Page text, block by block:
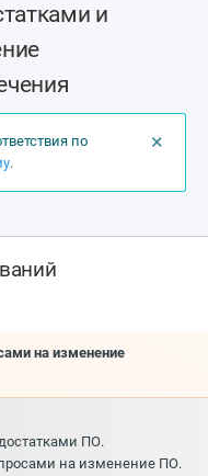
и
×
по
.
на изменение
ПО.
на изменение ПО.